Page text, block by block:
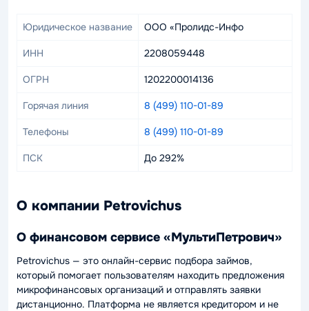
Юридическое название ООО «Пролидс-Инфо
ИНН 2208059448
ОГРН 1202200014136
Горячая линия 8 (499) 110-01-89
Телефоны 8 (499) 110-01-89
ПСК До 292%
О компании Petrovichus
О финансовом сервисе «МультиПетрович»
Petrovichus — это онлайн-сервис подбора займов,
который помогает пользователям находить предложения
микрофинансовых организаций и отправлять заявки
дистанционно. Платформа не является кредитором и не